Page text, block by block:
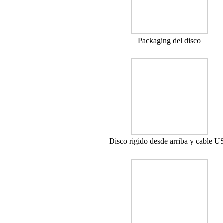
Packaging del disco
Disco rigido desde arriba y cable